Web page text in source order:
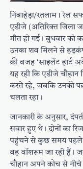
निंबाहेड़ा/रतलाम। रेल
एडीजे (अतिरिक्त जिला
मौत हो गई। बुधवार को
उनका शव मिलने से हड़कंप
की वजह ‘साइलेंट हार्ट
यह रही कि एडीजे चौहान
करते रहे, जबकि उनकी
चलता रहा।
जानकारी के अनुसार,
सवार हुए थे। दोनों का
पहुंचने से कुछ समय पहले
वह वॉशरूम जा रही हैं।
चौहान अपने कोच से नीचे